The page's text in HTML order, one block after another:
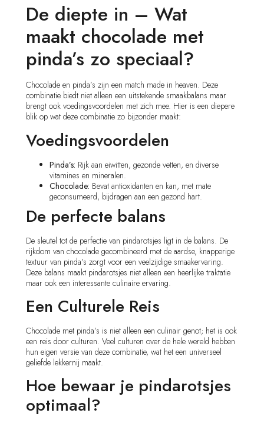
De diepte in – Wat
maakt chocolade met
pinda’s zo speciaal?
Chocolade en pinda’s zijn een match made in heaven. Deze
combinatie biedt niet alleen een uitstekende smaakbalans maar
brengt ook voedingsvoordelen met zich mee. Hier is een diepere
blik op wat deze combinatie zo bijzonder maakt:
Voedingsvoordelen
Pinda’s: Rijk aan eiwitten, gezonde vetten, en diverse
vitamines en mineralen.
Chocolade: Bevat antioxidanten en kan, met mate
geconsumeerd, bijdragen aan een gezond hart.
De perfecte balans
De sleutel tot de perfectie van pindarotsjes ligt in de balans. De
rijkdom van chocolade gecombineerd met de aardse, knapperige
textuur van pinda’s zorgt voor een veelzijdige smaakervaring.
Deze balans maakt pindarotsjes niet alleen een heerlijke traktatie
maar ook een interessante culinaire ervaring.
Een Culturele Reis
Chocolade met pinda’s is niet alleen een culinair genot; het is ook
een reis door culturen. Veel culturen over de hele wereld hebben
hun eigen versie van deze combinatie, wat het een universeel
geliefde lekkernij maakt.
Hoe bewaar je pindarotsjes
optimaal?